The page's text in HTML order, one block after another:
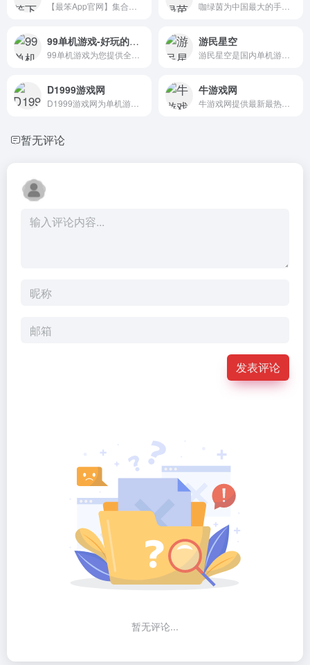
99单机游戏-好玩的单机游戏下载基地 游民星空
D1999游戏网 牛游戏网
暂无评论
发表评论
暂无评论...